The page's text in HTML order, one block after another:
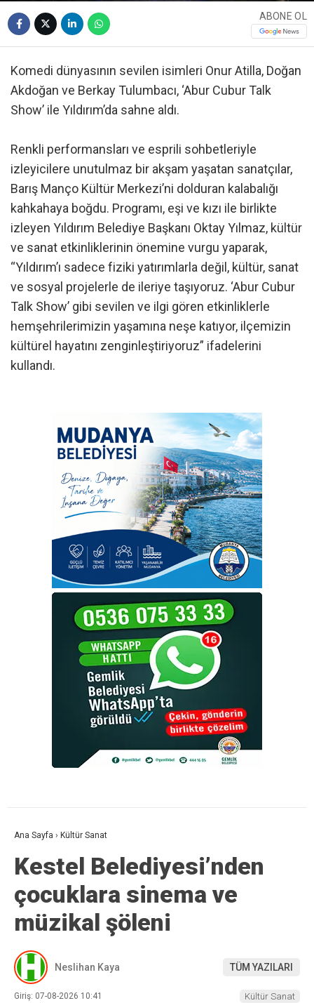
ABONE OL
Komedi dünyasının sevilen isimleri Onur Atilla, Doğan
Akdoğan ve Berkay Tulumbacı, ‘Abur Cubur Talk
Show’ ile Yıldırım’da sahne aldı.
Renkli performansları ve esprili sohbetleriyle
izleyicilere unutulmaz bir akşam yaşatan sanatçılar,
Barış Manço Kültür Merkezi’ni dolduran kalabalığı
kahkahaya boğdu. Programı, eşi ve kızı ile birlikte
izleyen Yıldırım Belediye Başkanı Oktay Yılmaz, kültür
ve sanat etkinliklerinin önemine vurgu yaparak,
“Yıldırım’ı sadece fiziki yatırımlarla değil, kültür, sanat
ve sosyal projelerle de ileriye taşıyoruz. ‘Abur Cubur
Talk Show’ gibi sevilen ve ilgi gören etkinliklerle
hemşehrilerimizin yaşamına neşe katıyor, ilçemizin
kültürel hayatını zenginleştiriyoruz” ifadelerini
kullandı.
Ana Sayfa › Kültür Sanat
Kestel Belediyesi’nden
çocuklara sinema ve
müzikal şöleni
Neslihan Kaya TÜM YAZILARI
Giriş: 07-08-2026 10:41
Kültür Sanat